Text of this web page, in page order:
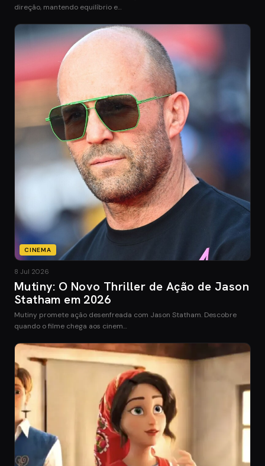
direção, mantendo equilíbrio e…
CINEMA
8 Jul 2026
Mutiny: O Novo Thriller de Ação de Jason
Statham em 2026
Mutiny promete ação desenfreada com Jason Statham. Descobre
quando o filme chega aos cinem…